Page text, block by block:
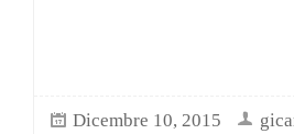
Dicembre 10, 2015